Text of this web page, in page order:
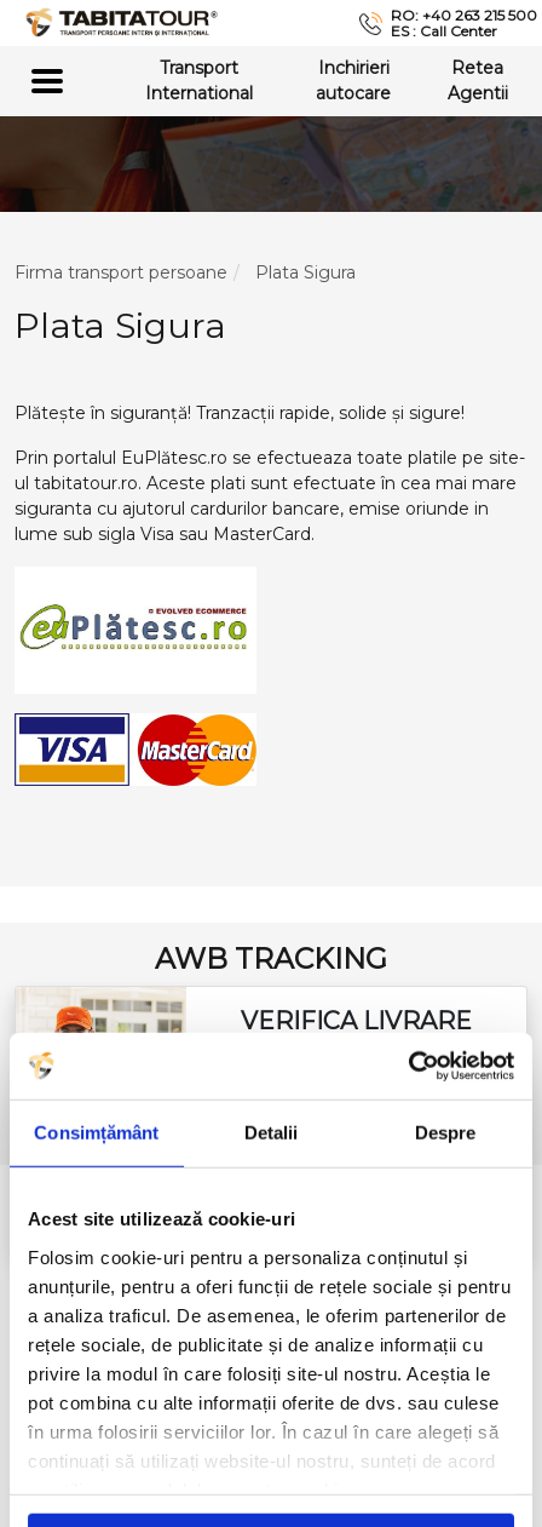
Consimțământ Detalii Despre
Acest site utilizează cookie-uri
Folosim cookie-uri pentru a personaliza conținutul și
anunțurile, pentru a oferi funcții de rețele sociale și pentru
a analiza traficul. De asemenea, le oferim partenerilor de
rețele sociale, de publicitate și de analize informații cu
privire la modul în care folosiți site-ul nostru. Aceștia le
pot combina cu alte informații oferite de dvs. sau culese
în urma folosirii serviciilor lor. În cazul în care alegeți să
continuați să utilizați website-ul nostru, sunteți de acord
RO: +40 263 215 500
ES : Call Center
Transport
International
Inchirieri
autocare
Retea
Agentii
Firma transport persoane Plata Sigura
Plata Sigura
Plătește în siguranță! Tranzacții rapide, solide și sigure!
Prin portalul EuPlătesc.ro se efectueaza toate platile pe site-
ul tabitatour.ro. Aceste plati sunt efectuate în cea mai mare
siguranta cu ajutorul cardurilor bancare, emise oriunde in
lume sub sigla Visa sau MasterCard.
AWB TRACKING
VERIFICA LIVRARE
INTERNATIONALA
CAUTA COLET
ABONEAZA-TE LA NEWSLETTER
Primeste cele mai noi oferte TabitaTour